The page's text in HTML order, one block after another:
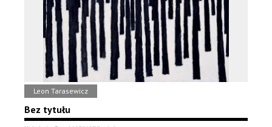
Leon Tarasewicz
Bez tytułu